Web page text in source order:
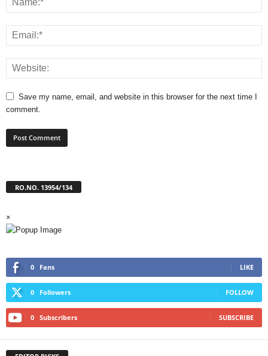
Save my name, email, and website in this browser for the next time I
comment.
RO.NO. 13954/134
×
0 Fans LIKE
0 Followers FOLLOW
0 Subscribers SUBSCRIBE